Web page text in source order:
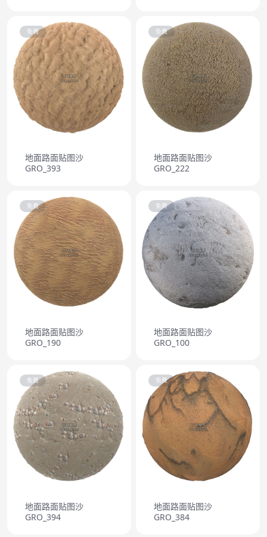
免费
地面路面贴图沙
GRO_393
免费
地面路面贴图沙
GRO_222
免费
地面路面贴图沙
GRO_190
免费
地面路面贴图沙
GRO_100
免费
地面路面贴图沙
GRO_394
免费
地面路面贴图沙
GRO_384